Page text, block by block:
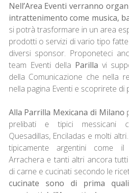
Nell’Area Eventi verranno
intrattenimento come musica,
si potrà trasformare in un area
prodotti o servizi di vario tipo
diversi sponsor. Proponeteci
team Eventi della Parilla vi
della Comunicazione che nella
nella pagina Eventi e scoprirete di
Alla Parrilla Mexicana di Milano
prelibati e tipici messicani
Quesadillas, Enciladas e molti
tipicamente argentini come il
Arrachera e tanti altri ancora
di carne e cucinati secondo le
cucinate sono di prima